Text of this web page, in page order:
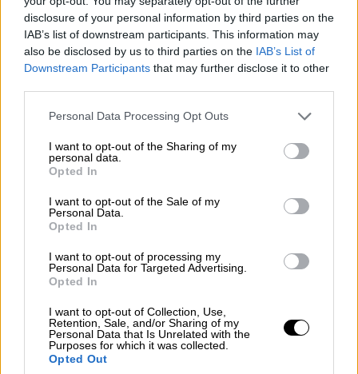
disclosure of your personal information by third parties on the
IAB’s list of downstream participants. This information may
also be disclosed by us to third parties on the IAB’s List of
Downstream Participants that may further disclose it to other
Please note that this website/app uses one or more Google
not limited to your visit or usage behaviour. You may click to
grant or deny consent to Google and its third-party tags to
use your data for below specified purposes in below Google
consent section.
Personal Data Processing Opt Outs
I want to opt-out of the Sharing of my
personal data.
Opted In
I want to opt-out of the Sale of my
Personal Data.
Opted In
I want to opt-out of processing my
Personal Data for Targeted Advertising.
Opted In
I want to opt-out of Collection, Use,
Retention, Sale, and/or Sharing of my
Personal Data that Is Unrelated with the
Purposes for which it was collected.
Opted Out
Πολιτισμός|31.10.2018 18:54
νέου Καλλιτεχνικού Διευθυντή
Λήγει η θητεία της Καλλιτεχνικής
Διευθύντριας του ΕΜΣΤ, κας Κατερίνας